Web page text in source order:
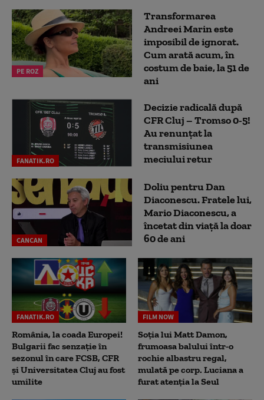
PE ROZ
Transformarea
Andreei Marin este
imposibil de ignorat.
Cum arată acum, în
costum de baie, la 51 de
ani
FANATIK.RO
Decizie radicală după
CFR Cluj – Tromso 0-5!
Au renunțat la
transmisiunea
meciului retur
CANCAN
Doliu pentru Dan
Diaconescu. Fratele lui,
Mario Diaconescu, a
încetat din viață la doar
60 de ani
FANATIK.RO
România, la coada Europei!
Bulgarii fac senzație în
sezonul în care FCSB, CFR
și Universitatea Cluj au fost
umilite
FILM NOW
Soția lui Matt Damon,
frumoasa balului într-o
rochie albastru regal,
mulată pe corp. Luciana a
furat atenția la Seul